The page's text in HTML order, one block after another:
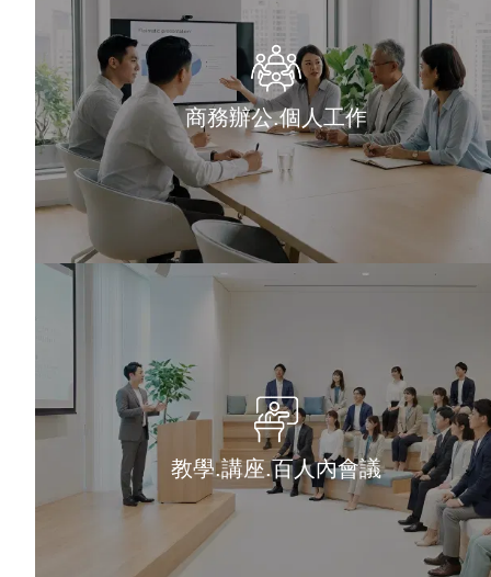
商務辦公.個人工作
教學.講座.百人內會議